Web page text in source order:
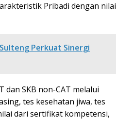
Pribadi dengan nilai
Perkuat Sinergi
dan SKB non-CAT melalui
tes kesehatan jiwa, tes
dari sertifikat kompetensi,